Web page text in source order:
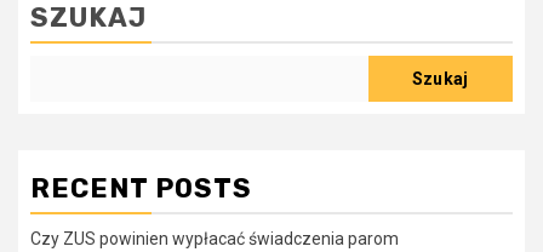
SZUKAJ
Szukaj
RECENT POSTS
Czy ZUS powinien wypłacać świadczenia parom